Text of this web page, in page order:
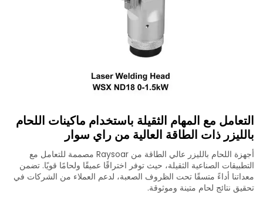
التعامل مع المهام الثقيلة باستخدام ماكينات اللحام
بالليزر ذات الطاقة العالية من راي سوار
أجهزة اللحام بالليزر عالي الطاقة من Raysoar مصممة للتعامل مع
التطبيقات الصناعية الثقيلة، حيث توفر اختراقًا عميقًا ولحامًا قويًا. تضمن
معداتنا أداءً متسقًا تحت الظروف الصعبة، لدعم العملاء من الشركات في
تحقيق نتائج لحام متينة وموثوقة.